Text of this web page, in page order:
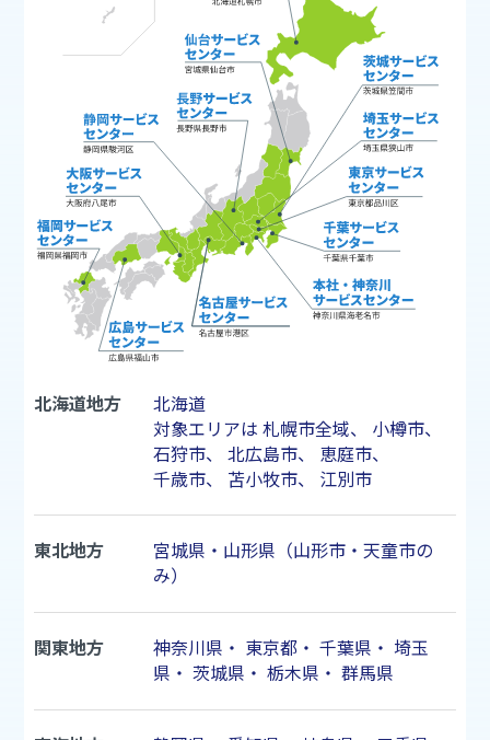
北海道地方
北海道
対象エリアは 札幌市全域、 小樽市、
石狩市、 北広島市、 恵庭市、
千歳市、 苫小牧市、 江別市
東北地方
宮城県・山形県（山形市・天童市の
み）
関東地方 神奈川県 ・ 東京都・ 千葉県 ・ 埼玉
県 ・ 茨城県 ・ 栃木県 ・ 群馬県